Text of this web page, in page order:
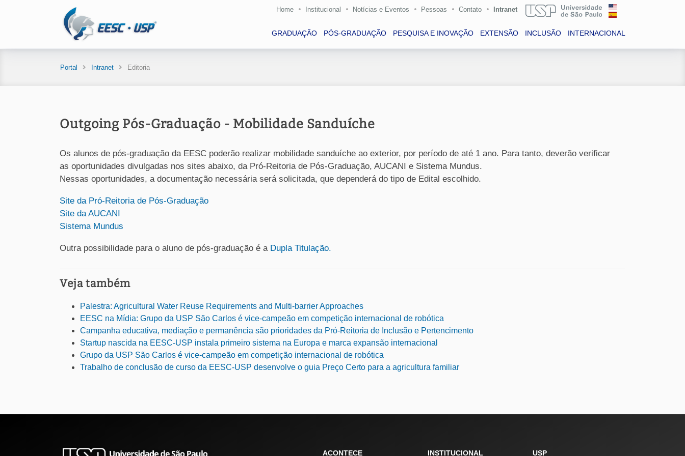
Home Institucional Notícias e Eventos Pessoas Contato Intranet
GRADUAÇÃO PÓS-GRADUAÇÃO PESQUISA E INOVAÇÃO EXTENSÃO INCLUSÃO INTERNACIONAL
Portal Intranet Editoria
Outgoing Pós-Graduação - Mobilidade Sanduíche
Os alunos de pós-graduação da EESC poderão realizar mobilidade sanduíche ao exterior, por período de até 1 ano. Para tanto, deverão verificar
as oportunidades divulgadas nos sites abaixo, da Pró-Reitoria de Pós-Graduação, AUCANI e Sistema Mundus.
Nessas oportunidades, a documentação necessária será solicitada, que dependerá do tipo de Edital escolhido.
Site da Pró-Reitoria de Pós-Graduação
Site da AUCANI
Sistema Mundus
Outra possibilidade para o aluno de pós-graduação é a Dupla Titulação.
Veja também
Palestra: Agricultural Water Reuse Requirements and Multi-barrier Approaches
EESC na Mídia: Grupo da USP São Carlos é vice-campeão em competição internacional de robótica
Campanha educativa, mediação e permanência são prioridades da Pró-Reitoria de Inclusão e Pertencimento
Startup nascida na EESC-USP instala primeiro sistema na Europa e marca expansão internacional
Grupo da USP São Carlos é vice-campeão em competição internacional de robótica
Trabalho de conclusão de curso da EESC-USP desenvolve o guia Preço Certo para a agricultura familiar
ACONTECE INSTITUCIONAL USP